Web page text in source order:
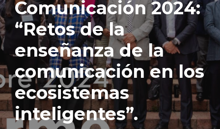
Comunicación 2024:
“Retos de la
enseñanza de la
comunicación en los
ecosistemas
inteligentes”.